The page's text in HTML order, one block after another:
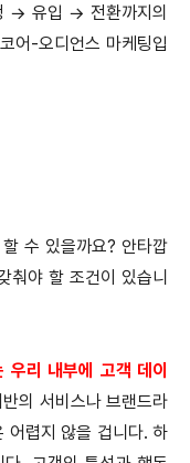
→ 유입 → 전환까지의
어-오디언스 마케팅입
수 있을까요? 안타깝
춰야 할 조건이 있습니
우리 내부에 고객 데이
의 서비스나 브랜드라
어렵지 않을 겁니다. 하